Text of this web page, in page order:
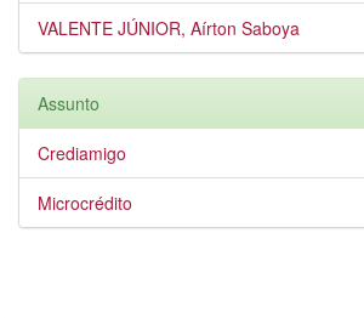
VALENTE JÚNIOR, Aírton Saboya
Assunto
Crediamigo
Microcrédito